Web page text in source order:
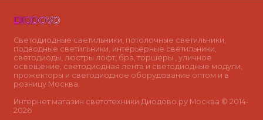
Светодиодные светильники, потолочные светильники,
подводные светильники, интерьерные светильники,
светодиоды, люстры лофт, бра, торшеры , уличное
освещение, светодиодная лента и светодиодные модули,
прожекторы и светодиодное оборудование оптом и в
розницу Москва.
Интернет магазин светотехники Диодово.ру Москва © 2014-
2026